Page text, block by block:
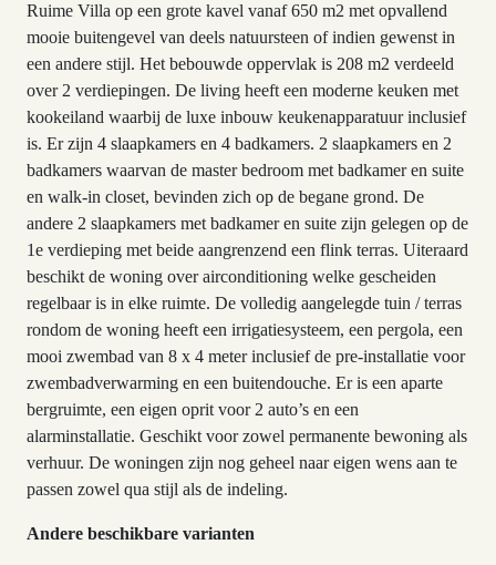
Ruime Villa op een grote kavel vanaf 650 m2 met opvallend
mooie buitengevel van deels natuursteen of indien gewenst in
een andere stijl. Het bebouwde oppervlak is 208 m2 verdeeld
over 2 verdiepingen. De living heeft een moderne keuken met
kookeiland waarbij de luxe inbouw keukenapparatuur inclusief
is. Er zijn 4 slaapkamers en 4 badkamers. 2 slaapkamers en 2
badkamers waarvan de master bedroom met badkamer en suite
en walk-in closet, bevinden zich op de begane grond. De
andere 2 slaapkamers met badkamer en suite zijn gelegen op de
1e verdieping met beide aangrenzend een flink terras. Uiteraard
beschikt de woning over airconditioning welke gescheiden
regelbaar is in elke ruimte. De volledig aangelegde tuin / terras
rondom de woning heeft een irrigatiesysteem, een pergola, een
mooi zwembad van 8 x 4 meter inclusief de pre-installatie voor
zwembadverwarming en een buitendouche. Er is een aparte
bergruimte, een eigen oprit voor 2 auto’s en een
alarminstallatie. Geschikt voor zowel permanente bewoning als
verhuur. De woningen zijn nog geheel naar eigen wens aan te
passen zowel qua stijl als de indeling.
Andere beschikbare varianten